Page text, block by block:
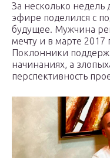
За несколько недель
эфире поделился с
будущее. Мужчина
мечту и в марте 2017
Поклонники
начинаниях, а
перспективность